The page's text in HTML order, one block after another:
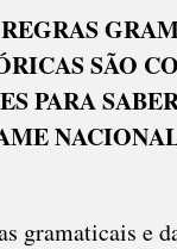
SÃO
PARA
gramaticais e